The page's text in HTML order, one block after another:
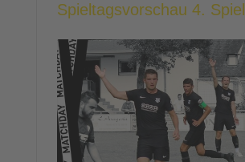
Spieltagsvorschau 4.